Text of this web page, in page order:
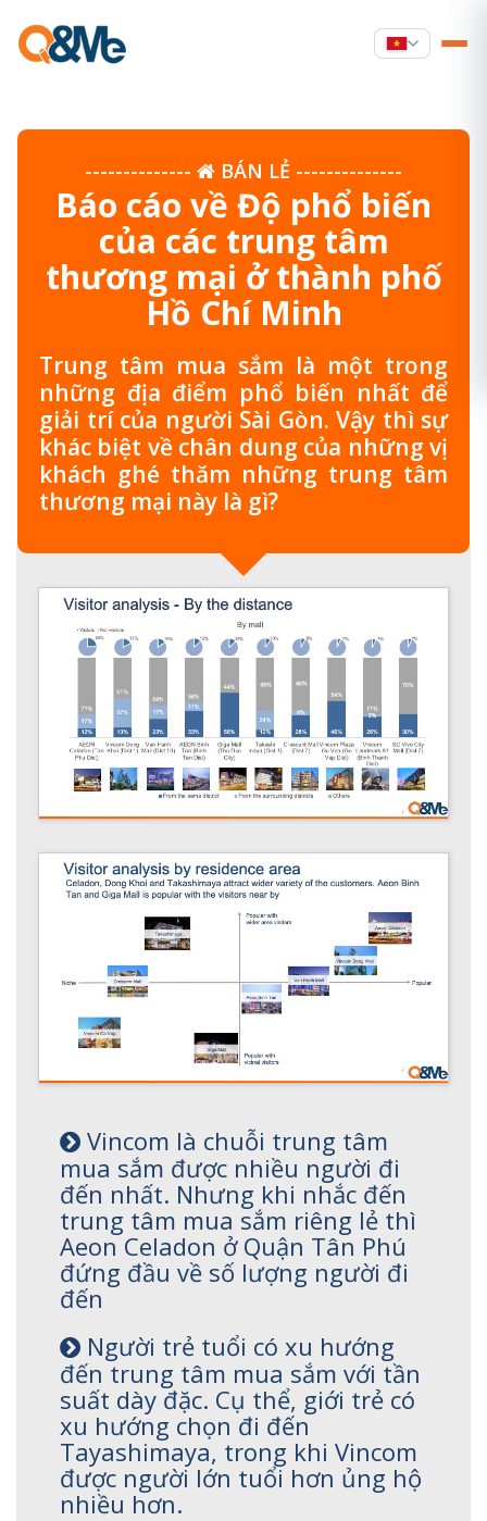
-------------- BÁN LẺ --------------
Báo cáo về Độ phổ biến
của các trung tâm
thương mại ở thành phố
Hồ Chí Minh
Trung tâm mua sắm là một trong
những địa điểm phổ biến nhất để
giải trí của người Sài Gòn. Vậy thì sự
khác biệt về chân dung của những vị
khách ghé thăm những trung tâm
thương mại này là gì?
Vincom là chuỗi trung tâm
mua sắm được nhiều người đi
đến nhất. Nhưng khi nhắc đến
trung tâm mua sắm riêng lẻ thì
Aeon Celadon ở Quận Tân Phú
đứng đầu về số lượng người đi
đến
Người trẻ tuổi có xu hướng
đến trung tâm mua sắm với tần
suất dày đặc. Cụ thể, giới trẻ có
xu hướng chọn đi đến
Tayashimaya, trong khi Vincom
được người lớn tuổi hơn ủng hộ
nhiều hơn.